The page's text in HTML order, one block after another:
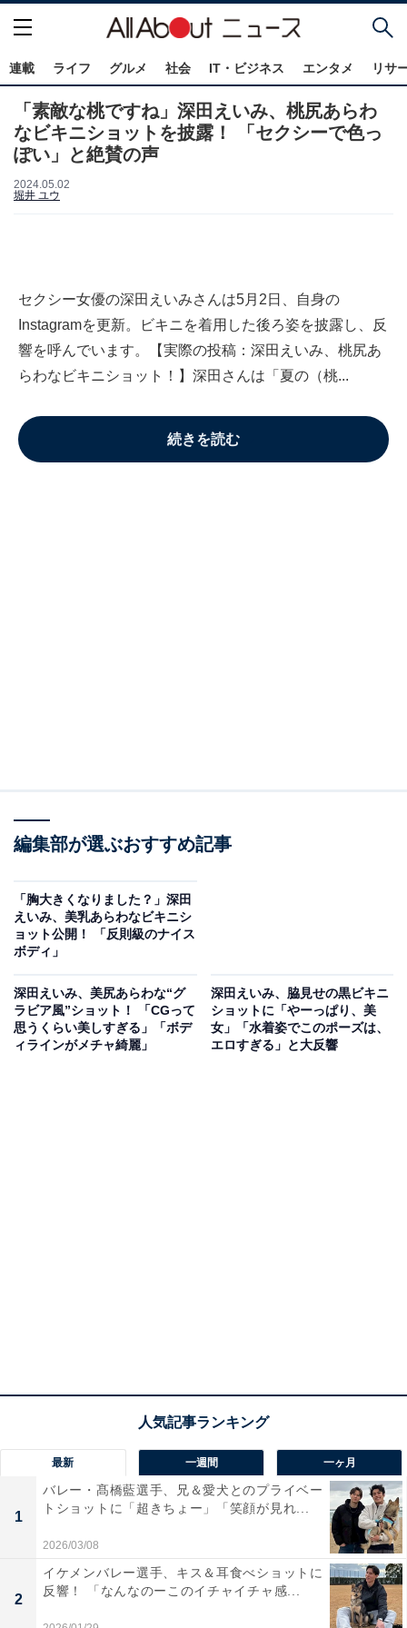
連載 ライフ グルメ 社会 IT・ビジネス エンタメ リサ
「素敵な桃ですね」深田えいみ、桃尻あらわ
なビキニショットを披露！ 「セクシーで色っ
ぽい」と絶賛の声
2024.05.02
堀井 ユウ
セクシー女優の深田えいみさんは5月2日、自身の
Instagramを更新。ビキニを着用した後ろ姿を披露し、反
響を呼んでいます。【実際の投稿：深田えいみ、桃尻あ
らわなビキニショット！】深田さんは「夏の（桃...
続きを読む
編集部が選ぶおすすめ記事
「胸大きくなりました？」深田
えいみ、美乳あらわなビキニシ
ョット公開！ 「反則級のナイス
ボディ」
深田えいみ、美尻あらわな“グ
ラビア風”ショット！ 「CGって
思うくらい美しすぎる」「ボデ
ィラインがメチャ綺麗」
深田えいみ、脇見せの黒ビキニ
ショットに「やーっぱり、美
女」「水着姿でこのポーズは、
エロすぎる」と大反響
最新 一週間 一ヶ月
1
バレー・髙橋藍選手、兄＆愛犬とのプライベー
トショットに「超きちょー」「笑顔が見れ...
2026/03/08
2
イケメンバレー選手、キス＆耳食べショットに
反響！ 「なんなのーこのイチャイチャ感...